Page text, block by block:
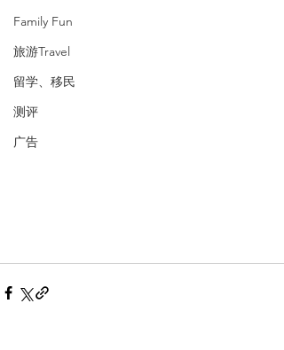
Family Fun
旅游Travel
留学、移民
测评
广告